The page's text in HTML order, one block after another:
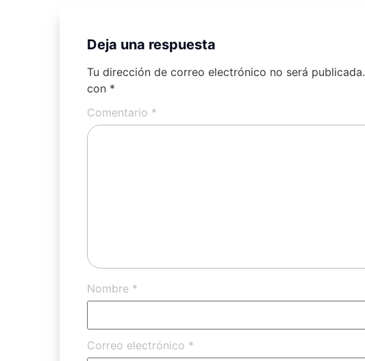
Deja una respuesta
Tu dirección de correo electrónico no será publicada.
con *
Comentario *
Nombre *
Correo electrónico *